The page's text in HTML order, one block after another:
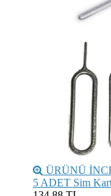
ÜRÜNÜ
5 ADET Sim